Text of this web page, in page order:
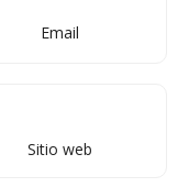
Email
Sitio web